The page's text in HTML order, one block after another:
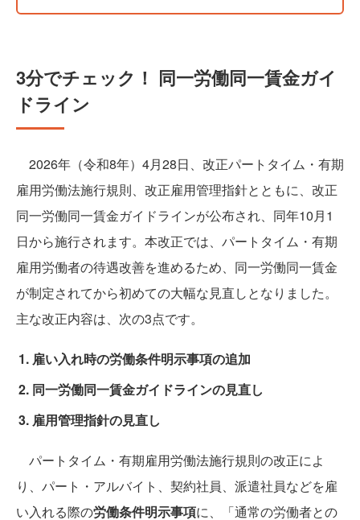
3分でチェック！ 同一労働同一賃金ガイ
ドライン
2026年（令和8年）4月28日、改正パートタイム・有期
雇用労働法施行規則、改正雇用管理指針とともに、改正
同一労働同一賃金ガイドラインが公布され、同年10月1
日から施行されます。本改正では、パートタイム・有期
雇用労働者の待遇改善を進めるため、同一労働同一賃金
が制定されてから初めての大幅な見直しとなりました。
主な改正内容は、次の3点です。
雇い入れ時の労働条件明示事項の追加
同一労働同一賃金ガイドラインの見直し
雇用管理指針の見直し
パートタイム・有期雇用労働法施行規則の改正によ
り、パート・アルバイト、契約社員、派遣社員などを雇
い入れる際の労働条件明示事項に、「通常の労働者との